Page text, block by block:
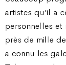
artistes qu’il a
personnelles
près de mille
a connu les